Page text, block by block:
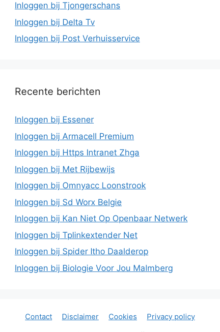
Inloggen bij Tjongerschans
Inloggen bij Delta Tv
Inloggen bij Post Verhuisservice
Recente berichten
Inloggen bij Essener
Inloggen bij Armacell Premium
Inloggen bij Https Intranet Zhga
Inloggen bij Met Rijbewijs
Inloggen bij Omnyacc Loonstrook
Inloggen bij Sd Worx Belgie
Inloggen bij Kan Niet Op Openbaar Netwerk
Inloggen bij Tplinkextender Net
Inloggen bij Spider Itho Daalderop
Inloggen bij Biologie Voor Jou Malmberg
Contact Disclaimer Cookies
Privacy policy